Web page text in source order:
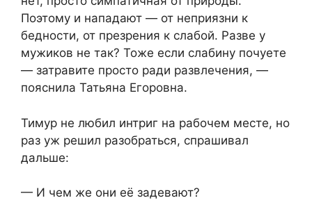
Поэтому и нападают — от неприязни к
бедности, от презрения к слабой. Разве у
мужиков не так? Тоже если слабину почуете
— затравите просто ради развлечения, —
пояснила Татьяна Егоровна.
Тимур не любил интриг на рабочем месте, но
раз уж решил разобраться, спрашивал
дальше:
— И чем же они её задевают?